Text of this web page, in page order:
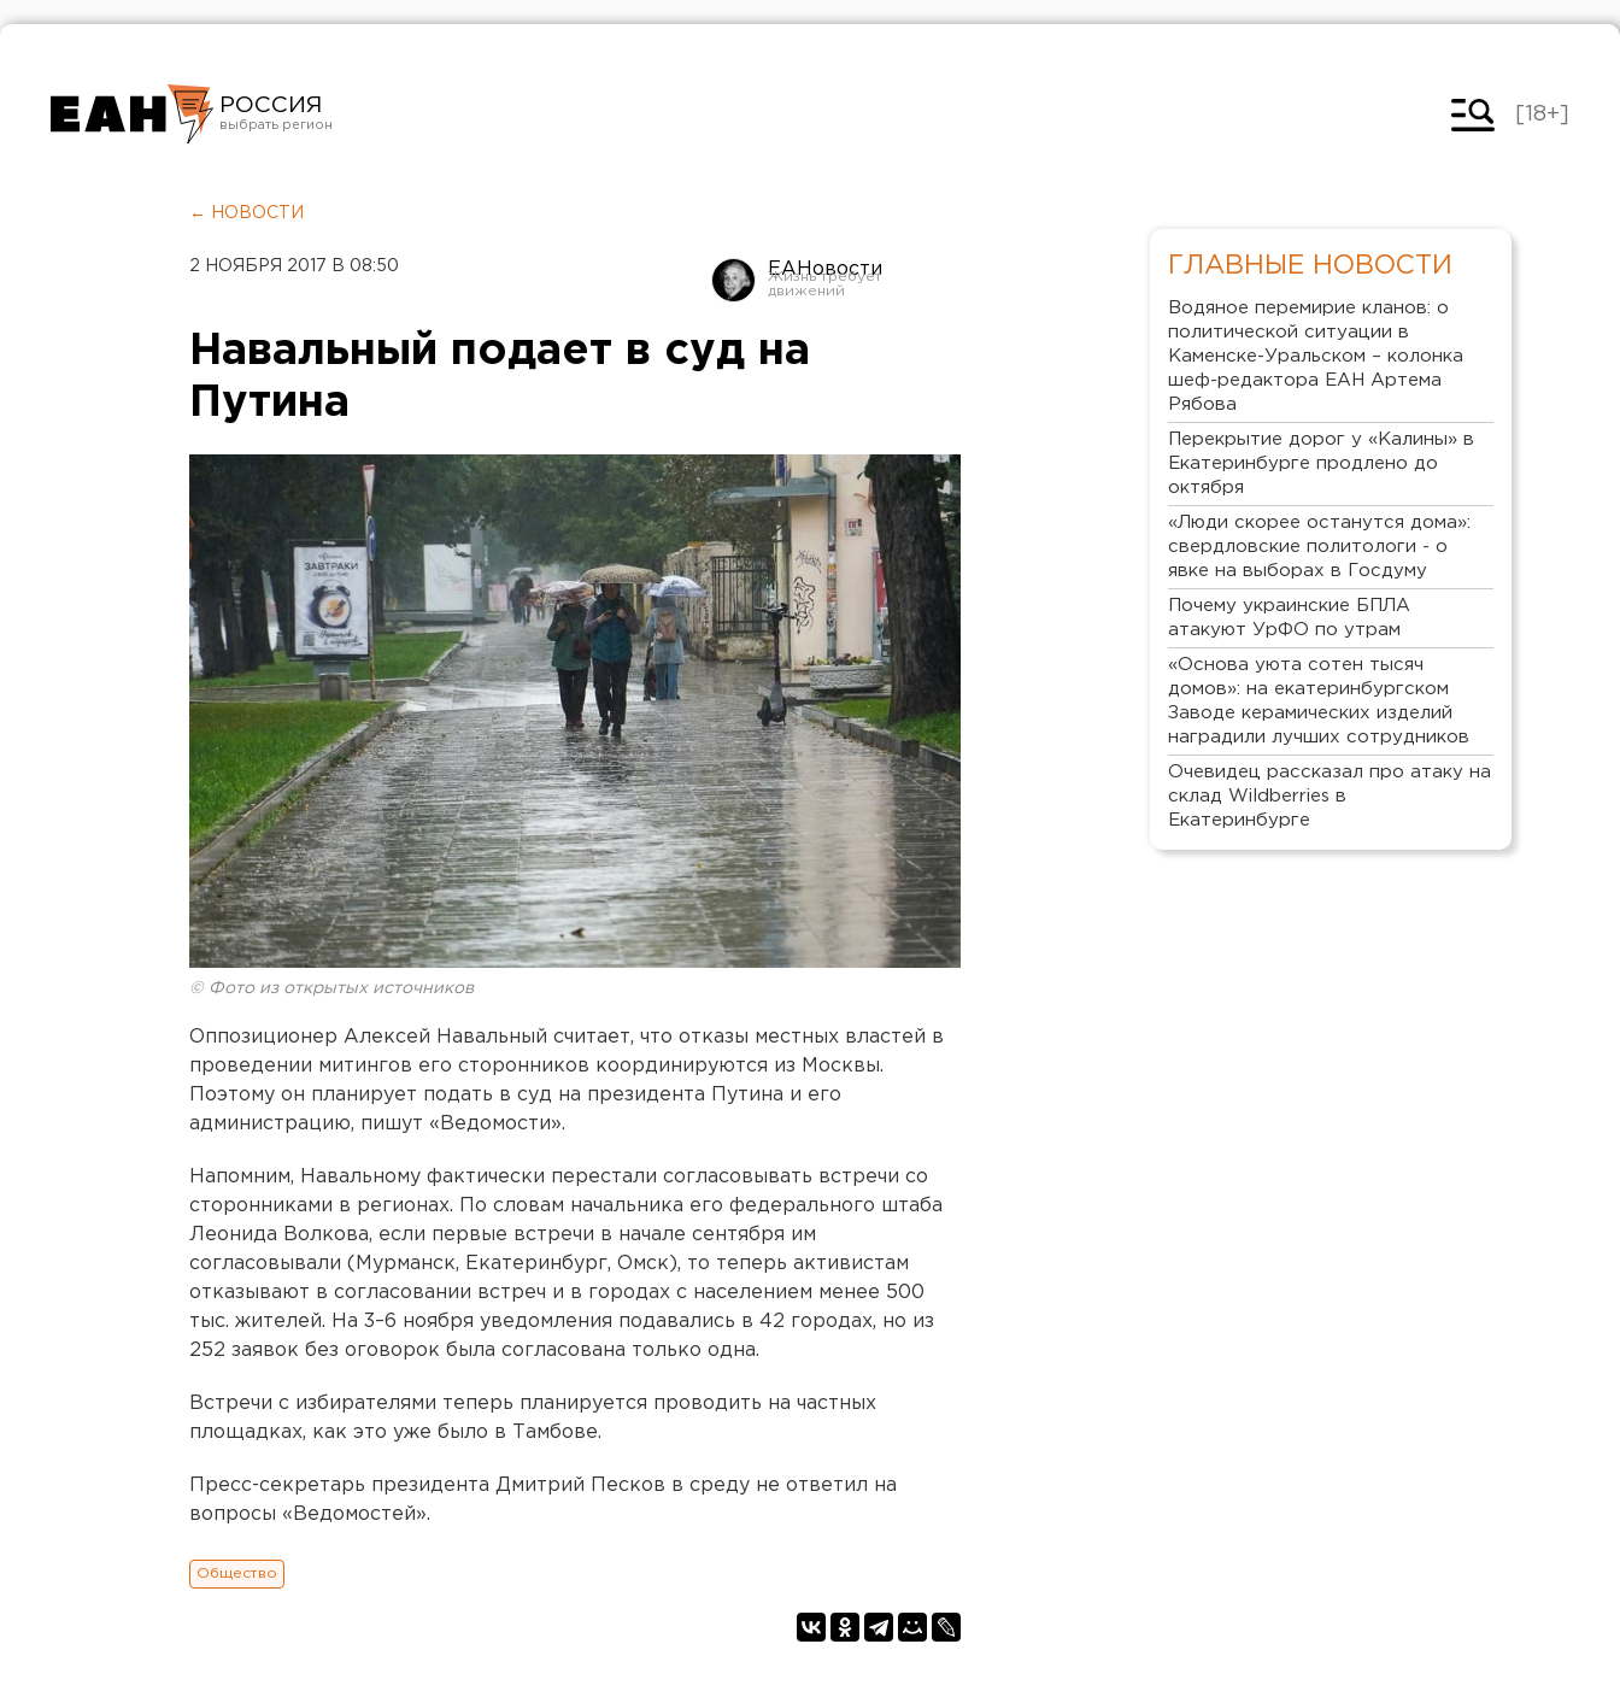
РОССИЯ
Челябинск
[18+]
← НОВОСТИ
2 НОЯБРЯ 2017 В 08:50 ЕАНовости
Навальный подает в суд на
Путина
© Фото из открытых источников
Оппозиционер Алексей Навальный считает, что отказы местных властей в
проведении митингов его сторонников координируются из Москвы.
Поэтому он планирует подать в суд на президента Путина и его
администрацию, пишут «Ведомости».
Напомним, Навальному фактически перестали согласовывать встречи со
сторонниками в регионах. По словам начальника его федерального штаба
Леонида Волкова, если первые встречи в начале сентября им
согласовывали (Мурманск, Екатеринбург, Омск), то теперь активистам
отказывают в согласовании встреч и в городах с населением менее 500
тыс. жителей. На 3–6 ноября уведомления подавались в 42 городах, но из
252 заявок без оговорок была согласована только одна.
Встречи с избирателями теперь планируется проводить на частных
площадках, как это уже было в Тамбове.
Пресс-секретарь президента Дмитрий Песков в среду не ответил на
вопросы «Ведомостей».
Общество
ГЛАВНЫЕ НОВОСТИ
Водяное перемирие кланов: о
политической ситуации в
Каменске-Уральском – колонка
шеф-редактора ЕАН Артема
Рябова
Перекрытие дорог у «Калины» в
Екатеринбурге продлено до
октября
«Люди скорее останутся дома»:
свердловские политологи - о
явке на выборах в Госдуму
Почему украинские БПЛА
атакуют УрФО по утрам
«Основа уюта сотен тысяч
домов»: на екатеринбургском
Заводе керамических изделий
наградили лучших сотрудников
Очевидец рассказал про атаку на
склад Wildberries в
Екатеринбурге